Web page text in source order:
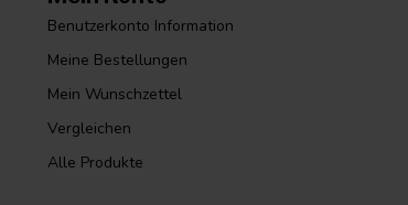
Benutzerkonto Information
Meine Bestellungen
Mein Wunschzettel
Vergleichen
Alle Produkte